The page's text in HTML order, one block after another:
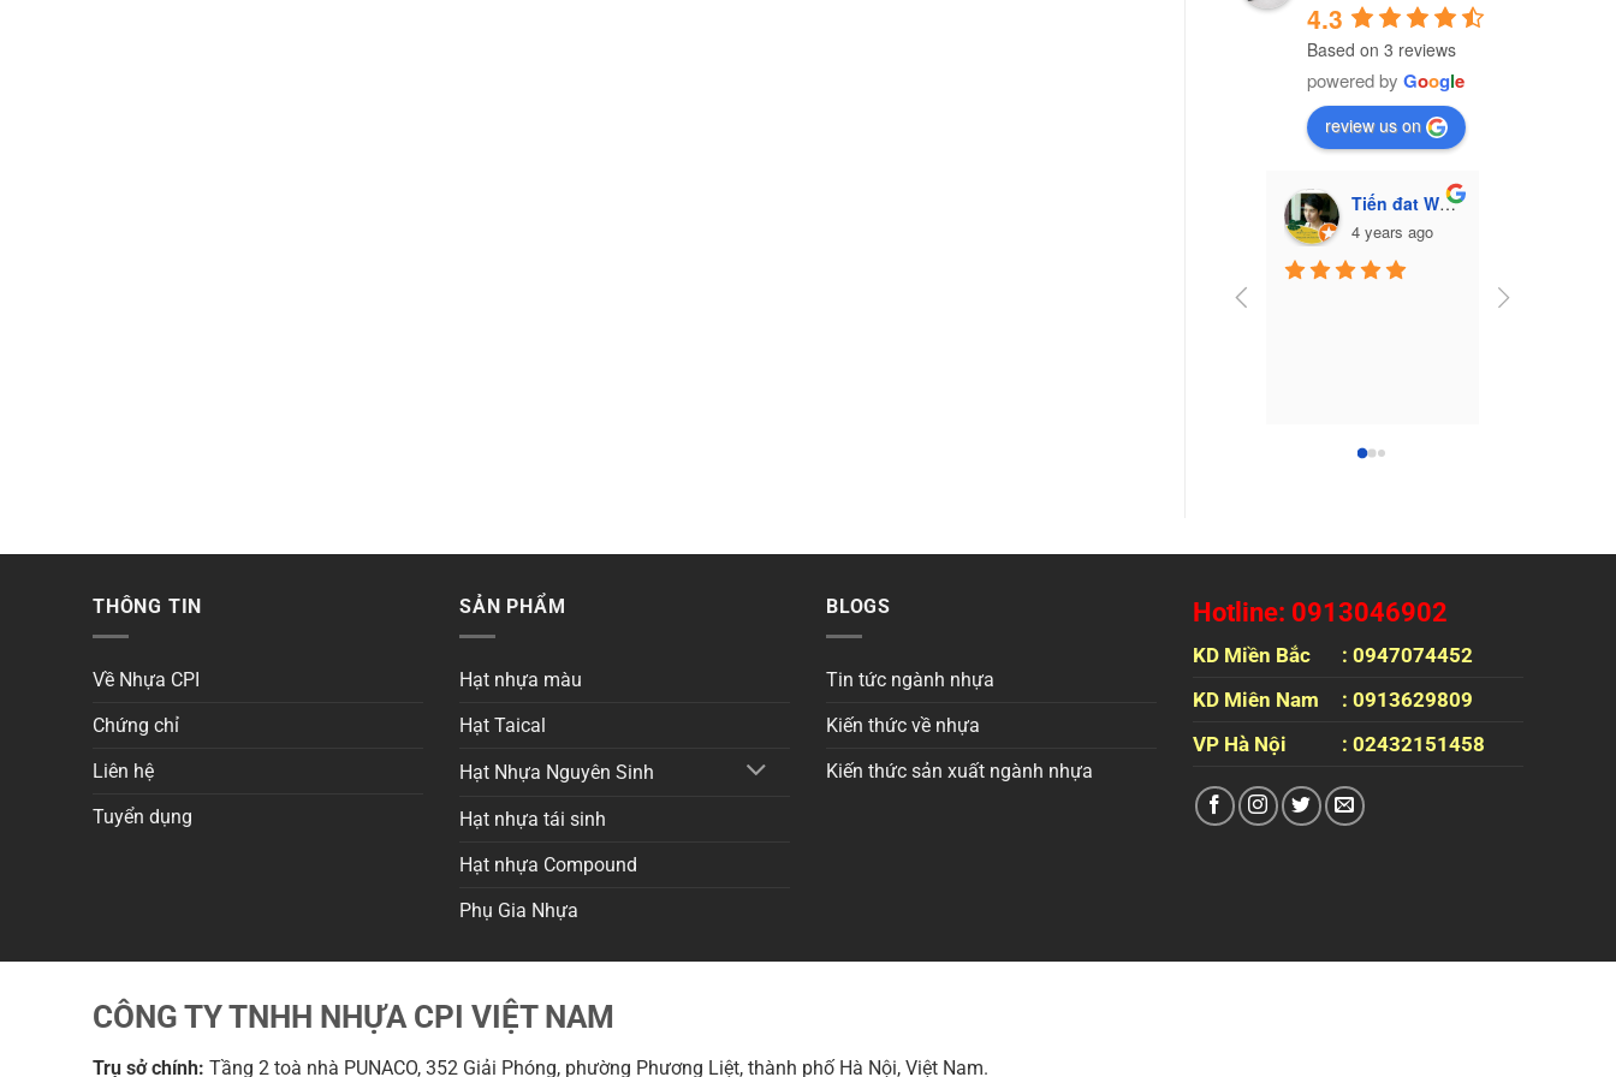
4.3
Based on 3 reviews
powered by Google
review us on
Tiến đat Wasabi (Cú mèo)
4 years ago
Công ty
THÔNG TIN
Về Nhựa CPI
Chứng chỉ
Liên hệ
Tuyển dụng
SẢN PHẨM
Hạt nhựa màu
Hạt Taical
Hạt Nhựa Nguyên Sinh
Hạt nhựa tái sinh
Hạt nhựa Compound
Phụ Gia Nhựa
BLOGS
Tin tức ngành nhựa
Kiến thức về nhựa
Kiến thức sản xuất ngành nhựa
Hotline: 0913046902
KD Miền Bắc
: 0947074452
KD Miên Nam
: 0913629809
VP Hà Nội
: 02432151458
CÔNG TY TNHH NHỰA CPI VIỆT NAM
Trụ sở chính: Tầng 2 toà nhà PUNACO, 352 Giải Phóng, phường Phương Liệt, thành phố Hà Nội, Việt Nam.